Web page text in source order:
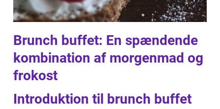
Brunch buffet: En spændende
kombination af morgenmad og
frokost
Introduktion til brunch buffet